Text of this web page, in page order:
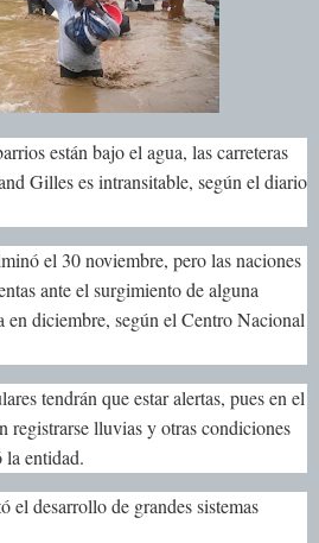
están bajo el agua, las carreteras
Gilles es intransitable, según el diario
el 30 noviembre, pero las naciones
ante el surgimiento de alguna
en diciembre, según el Centro Nacional
tendrán que estar alertas, pues en el
registrarse lluvias y otras condiciones
la entidad.
desarrollo de grandes sistemas